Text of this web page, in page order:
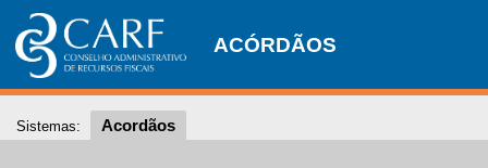
ACÓRDÃOS
Sistemas: Acordãos